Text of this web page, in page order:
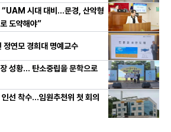
“UAM 시대 대비…문경, 산악형
도약해야”
연모 경희대 명예교수
성황… 탄소중립을 문학으로
선 착수…임원추천위 첫 회의